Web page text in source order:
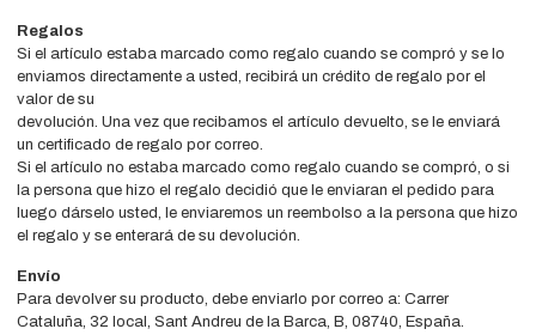
Regalos
Si el artículo estaba marcado como regalo cuando se compró y se lo
enviamos directamente a usted, recibirá un crédito de regalo por el
valor de su
devolución. Una vez que recibamos el artículo devuelto, se le enviará
un certificado de regalo por correo.
Si el artículo no estaba marcado como regalo cuando se compró, o si
la persona que hizo el regalo decidió que le enviaran el pedido para
luego dárselo usted, le enviaremos un reembolso a la persona que hizo
el regalo y se enterará de su devolución.
Envío
Para devolver su producto, debe enviarlo por correo a: Carrer
Cataluña, 32 local, Sant Andreu de la Barca, B, 08740, España.